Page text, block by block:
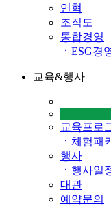
연혁
조직도
통합경영
ㆍESG경
교육&행사
교육프로
ㆍ체험패
행사
ㆍ행사일
대관
예약문의